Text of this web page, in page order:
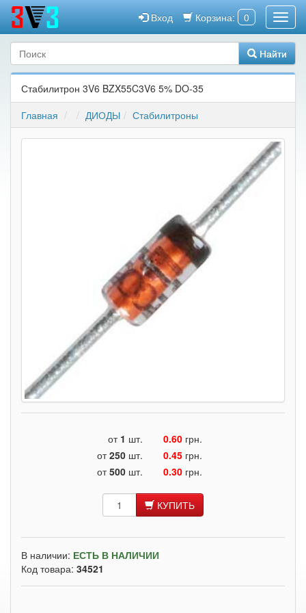
Корзина: 0
Вход
Найти
Стабилитрон 3V6 BZX55C3V6 5% DO-35
Главная
ДИОДЫ Стабилитроны
от 1 шт. 0.60 грн.
от250 шт. 0.45 грн.
от500 шт. 0.30 грн.
КУПИТЬ
В наличии: ЕСТЬ В НАЛИЧИИ
Код товара: 34521